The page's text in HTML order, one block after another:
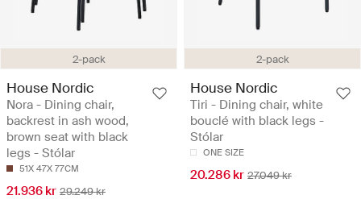
2-pack
House Nordic
Nora - Dining chair,
backrest in ash wood,
brown seat with black
legs - Stólar
51X 47X 77CM
21.936 kr 29.249 kr
2-pack
House Nordic
Tiri - Dining chair, white
bouclé with black legs -
Stólar
ONE SIZE
20.286 kr 27.049 kr